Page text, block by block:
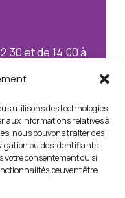
utilisons des technologies
aux informations relatives à
nous pouvons traiter des
ou des identifiants
votre consentement ou si
peuvent être
et de 14.00 à
légales